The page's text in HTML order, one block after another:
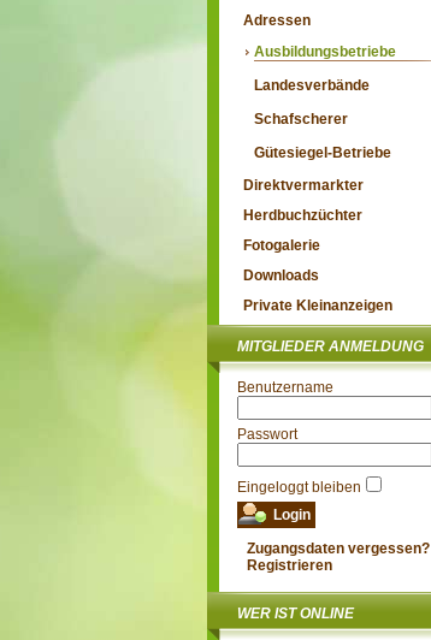
Adressen
Ausbildungsbetriebe
Landesverbände
Schafscherer
Gütesiegel-Betriebe
Direktvermarkter
Herdbuchzüchter
Fotogalerie
Downloads
Private Kleinanzeigen
MITGLIEDER ANMELDUNG
Benutzername
Passwort
Eingeloggt bleiben
Zugangsdaten vergessen?
Registrieren
WER IST ONLINE